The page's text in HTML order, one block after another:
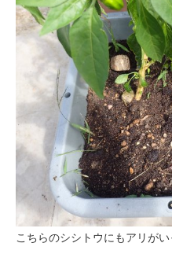
こちらのシシトウにもアリがい